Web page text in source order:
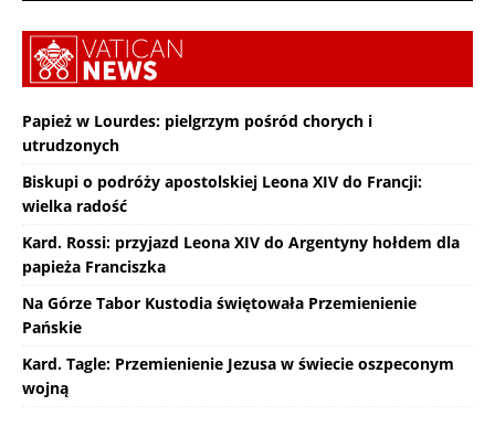
Papież w Lourdes: pielgrzym pośród chorych i
utrudzonych
Biskupi o podróży apostolskiej Leona XIV do Francji:
wielka radość
Kard. Rossi: przyjazd Leona XIV do Argentyny hołdem dla
papieża Franciszka
Na Górze Tabor Kustodia świętowała Przemienienie
Pańskie
Kard. Tagle: Przemienienie Jezusa w świecie oszpeconym
wojną